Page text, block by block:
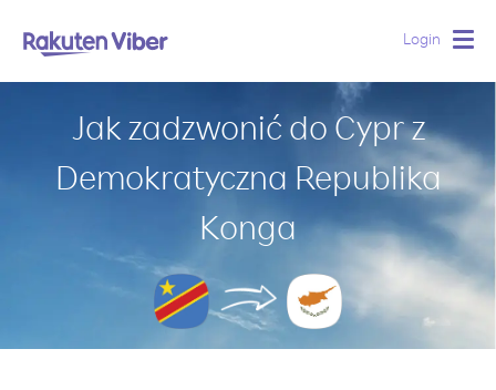
Login
Jak zadzwonić do Cypr z
Demokratyczna Republika
Konga